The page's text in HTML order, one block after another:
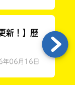
新！】歴
06月16日